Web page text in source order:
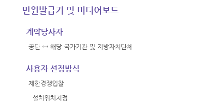
민원발급기 및 미디어보드
계약당사자
공단 ↔ 해당 국가기관 및 지방자치단체
사용자 선정방식
제한경쟁입찰
설치위치지정